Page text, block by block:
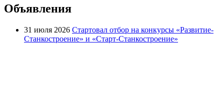
Объявления
31 июля 2026 Стартовал отбор на конкурсы «Развитие-
Станкостроение» и «Старт-Станкостроение»